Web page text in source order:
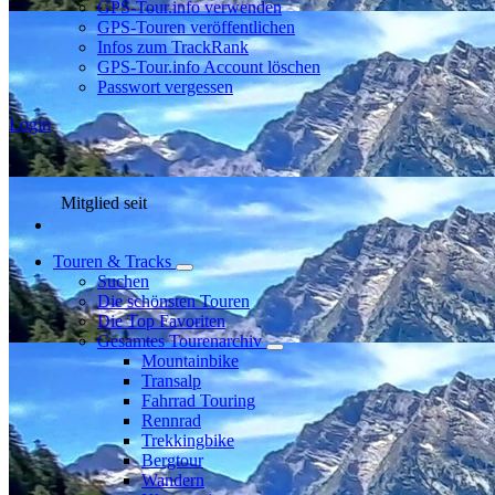
GPS-Tour.info verwenden
GPS-Touren veröffentlichen
Infos zum TrackRank
GPS-Tour.info Account löschen
Passwort vergessen
Login
Mitglied seit
Touren & Tracks
Suchen
Die schönsten Touren
Die Top Favoriten
Gesamtes Tourenarchiv
Mountainbike
Transalp
Fahrrad Touring
Rennrad
Trekkingbike
Bergtour
Wandern